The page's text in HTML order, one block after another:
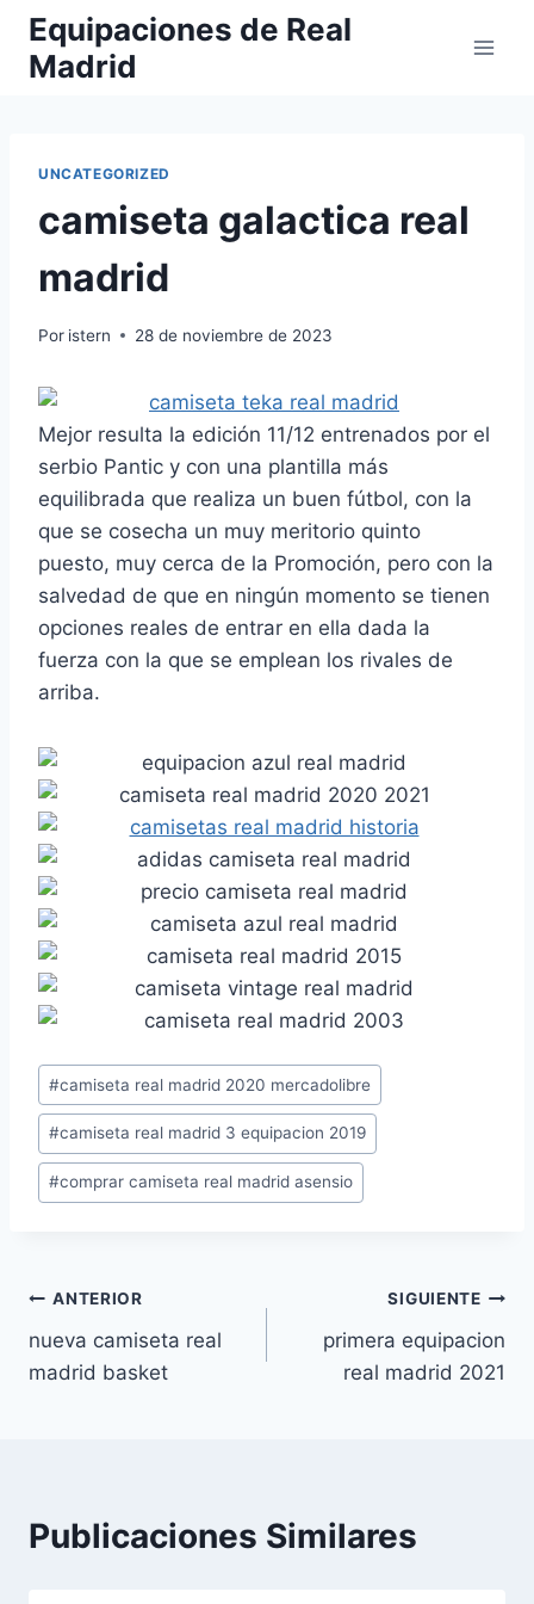
Saltar
contenido
Equipaciones de Real
Madrid
UNCATEGORIZED
camiseta galactica real
madrid
Por istern 28 de noviembre de 2023
Mejor resulta la edición 11/12 entrenados por el
serbio Pantic y con una plantilla más
equilibrada que realiza un buen fútbol, con la
que se cosecha un muy meritorio quinto
puesto, muy cerca de la Promoción, pero con la
salvedad de que en ningún momento se tienen
opciones reales de entrar en ella dada la
fuerza con la que se emplean los rivales de
arriba.
Etiquetas
de
la
entrada:
#camiseta real madrid 2020 mercadolibre
#camiseta real madrid 3 equipacion 2019
#comprar camiseta real madrid asensio
Navegación
de
ANTERIOR
nueva camiseta real
madrid basket
SIGUIENTE
primera equipacion
real madrid 2021
Publicaciones Similares